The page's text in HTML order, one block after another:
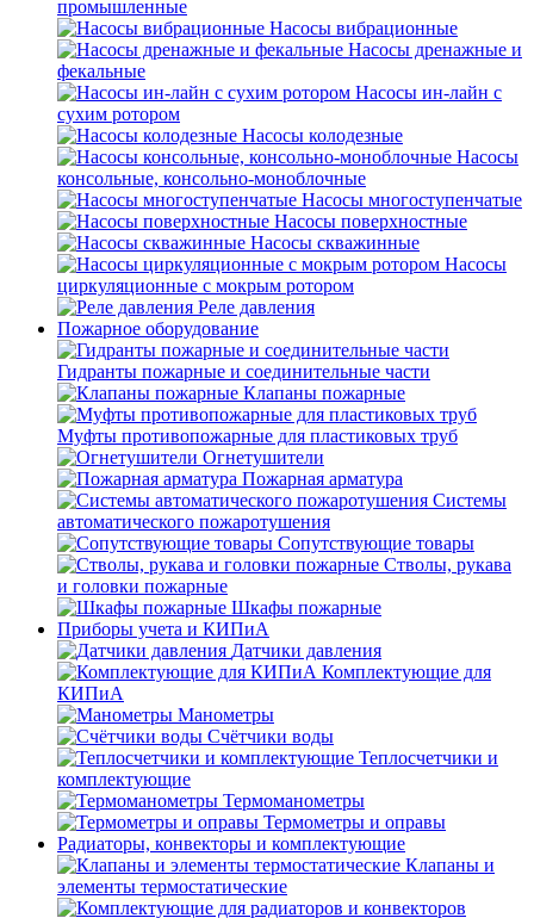
промышленные
Насосы вибрационные
Насосы дренажные и
фекальные
Насосы ин-лайн с
сухим ротором
Насосы колодезные
Насосы
консольные, консольно-моноблочные
Насосы многоступенчатые
Насосы поверхностные
Насосы скважинные
Насосы
циркуляционные с мокрым ротором
Реле давления
Пожарное оборудование
Гидранты пожарные и соединительные части
Клапаны пожарные
Муфты противопожарные для пластиковых труб
Огнетушители
Пожарная арматура
Системы
автоматического пожаротушения
Сопутствующие товары
Стволы, рукава
и головки пожарные
Шкафы пожарные
Приборы учета и КИПиА
Датчики давления
Комплектующие для
КИПиА
Манометры
Счётчики воды
Теплосчетчики и
комплектующие
Термоманометры
Термометры и оправы
Радиаторы, конвекторы и комплектующие
Клапаны и
элементы термостатические